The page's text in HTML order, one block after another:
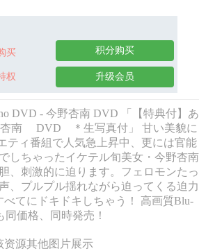
买
权
积分购买
升级会员
DVD - 今野杏南 DVD 「【特典付】あ
南 DVD ＊生写真付」 甘い美貌に
ティ番組で人気急上昇中、更には官能
しちゃったイケテル旬美女・今野杏南
、刺激的に迫ります。フェロモンたっ
、プルプル揺れながら迫ってくる迫力
てにドキドキしちゃう！ 高画質Blu-
同価格、同時発売！
资源其他图片展示